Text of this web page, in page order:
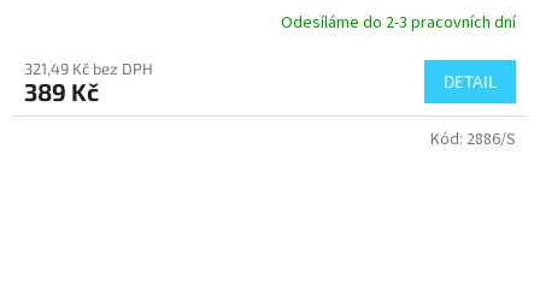
Odesíláme do 2-3 pracovních dní
321,49 Kč bez DPH
389 Kč DETAIL
Kód: 2886/S